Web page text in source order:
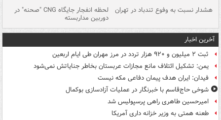
هشدار نسبت به وفوع تندباد در تهران لحظه انفجار جایگاه CNG "صحنه" در
دوربین مداربسته
آخرین اخبار
ثبت ۲ میلیون و ۹۲۰ هزار تردد در مرز مهران طی ایام اربعین
یمن: تشکیل ائتلاف مانع مجازات عربستان بخاطر جنایاتش نمی‌شود
فیدان: ایران هدف پیمان دفاعی مکه نیست
شوخی حاج‌قاسم با خبرنگار در عملیات آزادسازی بوکمال
امیرحسین طاهری راهی پرسپولیس شد
طعنه همتی به وزیر خزانه داری آمریکا